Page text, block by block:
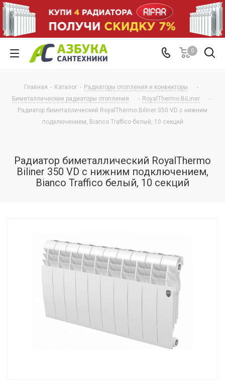
0
Главная - Каталог - Радиаторы отопления и конвекторы
-
Биметаллические радиаторы отопления
- RoyalThermo BiLiner
-
Радиатор биметаллический RoyalThermo Biliner 350 VD с нижним
подключением, Bianco Traffico белый, 10 секций
Радиатор биметаллический RoyalThermo
Biliner 350 VD с нижним подключением,
Bianco Traffico белый, 10 секций